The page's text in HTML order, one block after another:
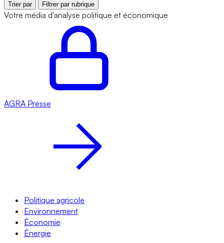
Trier par Filtrer par rubrique
Votre média d'analyse politique et économique
AGRA Presse
Politique agricole
Environnement
Économie
Énergie